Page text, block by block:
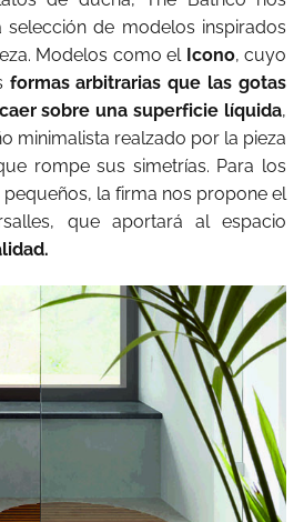
de modelos inspirados
Modelos como el Icono, cuyo
formas arbitrarias que las gotas
sobre una superficie líquida,
minimalista realzado por la pieza
rompe sus simetrías. Para los
la firma nos propone el
que aportará al espacio